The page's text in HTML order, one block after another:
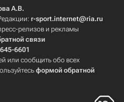
А.В.
r-sport.internet@ria.ru
релизов и рекламы
связи
6601
или сообщить обо всех
формой обратной